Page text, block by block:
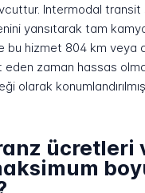
Intermodal transit
yansıtarak tam
bu hizmet 804 km veya
zaman hassas
olarak
ücretleri